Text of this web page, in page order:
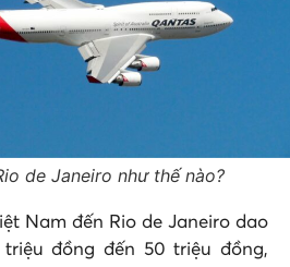
de Janeiro như thế nào?
Nam đến Rio de Janeiro dao
đồng đến 50 triệu đồng,